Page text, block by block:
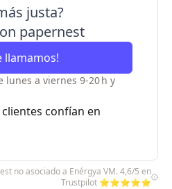
justa?
papernest
llamamos!
lunes a viernes 9-20 h y
confían en
no asociado a Enérgya VM. 4,6/5 en
Trustpilot ⭐⭐⭐⭐⭐